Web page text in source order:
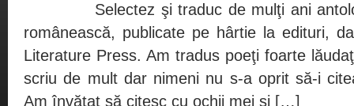
Selectez şi traduc de mulţi ani
românească, publicate pe hârtie la edituri,
Literature Press. Am tradus poeţi foarte
scriu de mult dar nimeni nu s-a oprit să-i
Am învăţat să citesc cu ochii mei şi […]